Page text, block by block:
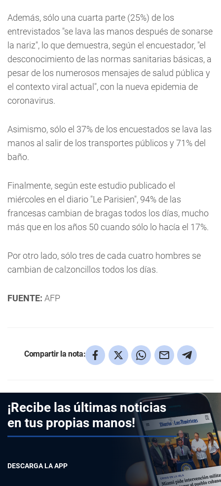
Además, sólo una cuarta parte (25%) de los
entrevistados "se lava las manos después de sonarse
la nariz", lo que demuestra, según el encuestador, "el
desconocimiento de las normas sanitarias básicas, a
pesar de los numerosos mensajes de salud pública y
el contexto viral actual", con la nueva epidemia de
coronavirus.
Asimismo, sólo el 37% de los encuestados se lava las
manos al salir de los transportes públicos y 71% del
baño.
Finalmente, según este estudio publicado el
miércoles en el diario "Le Parisien", 94% de las
francesas cambian de bragas todos los días, mucho
más que en los años 50 cuando sólo lo hacía el 17%.
Por otro lado, sólo tres de cada cuatro hombres se
cambian de calzoncillos todos los días.
FUENTE: AFP
Compartir la nota:
¡Recibe las últimas noticias
en tus propias manos!
DESCARGA LA APP